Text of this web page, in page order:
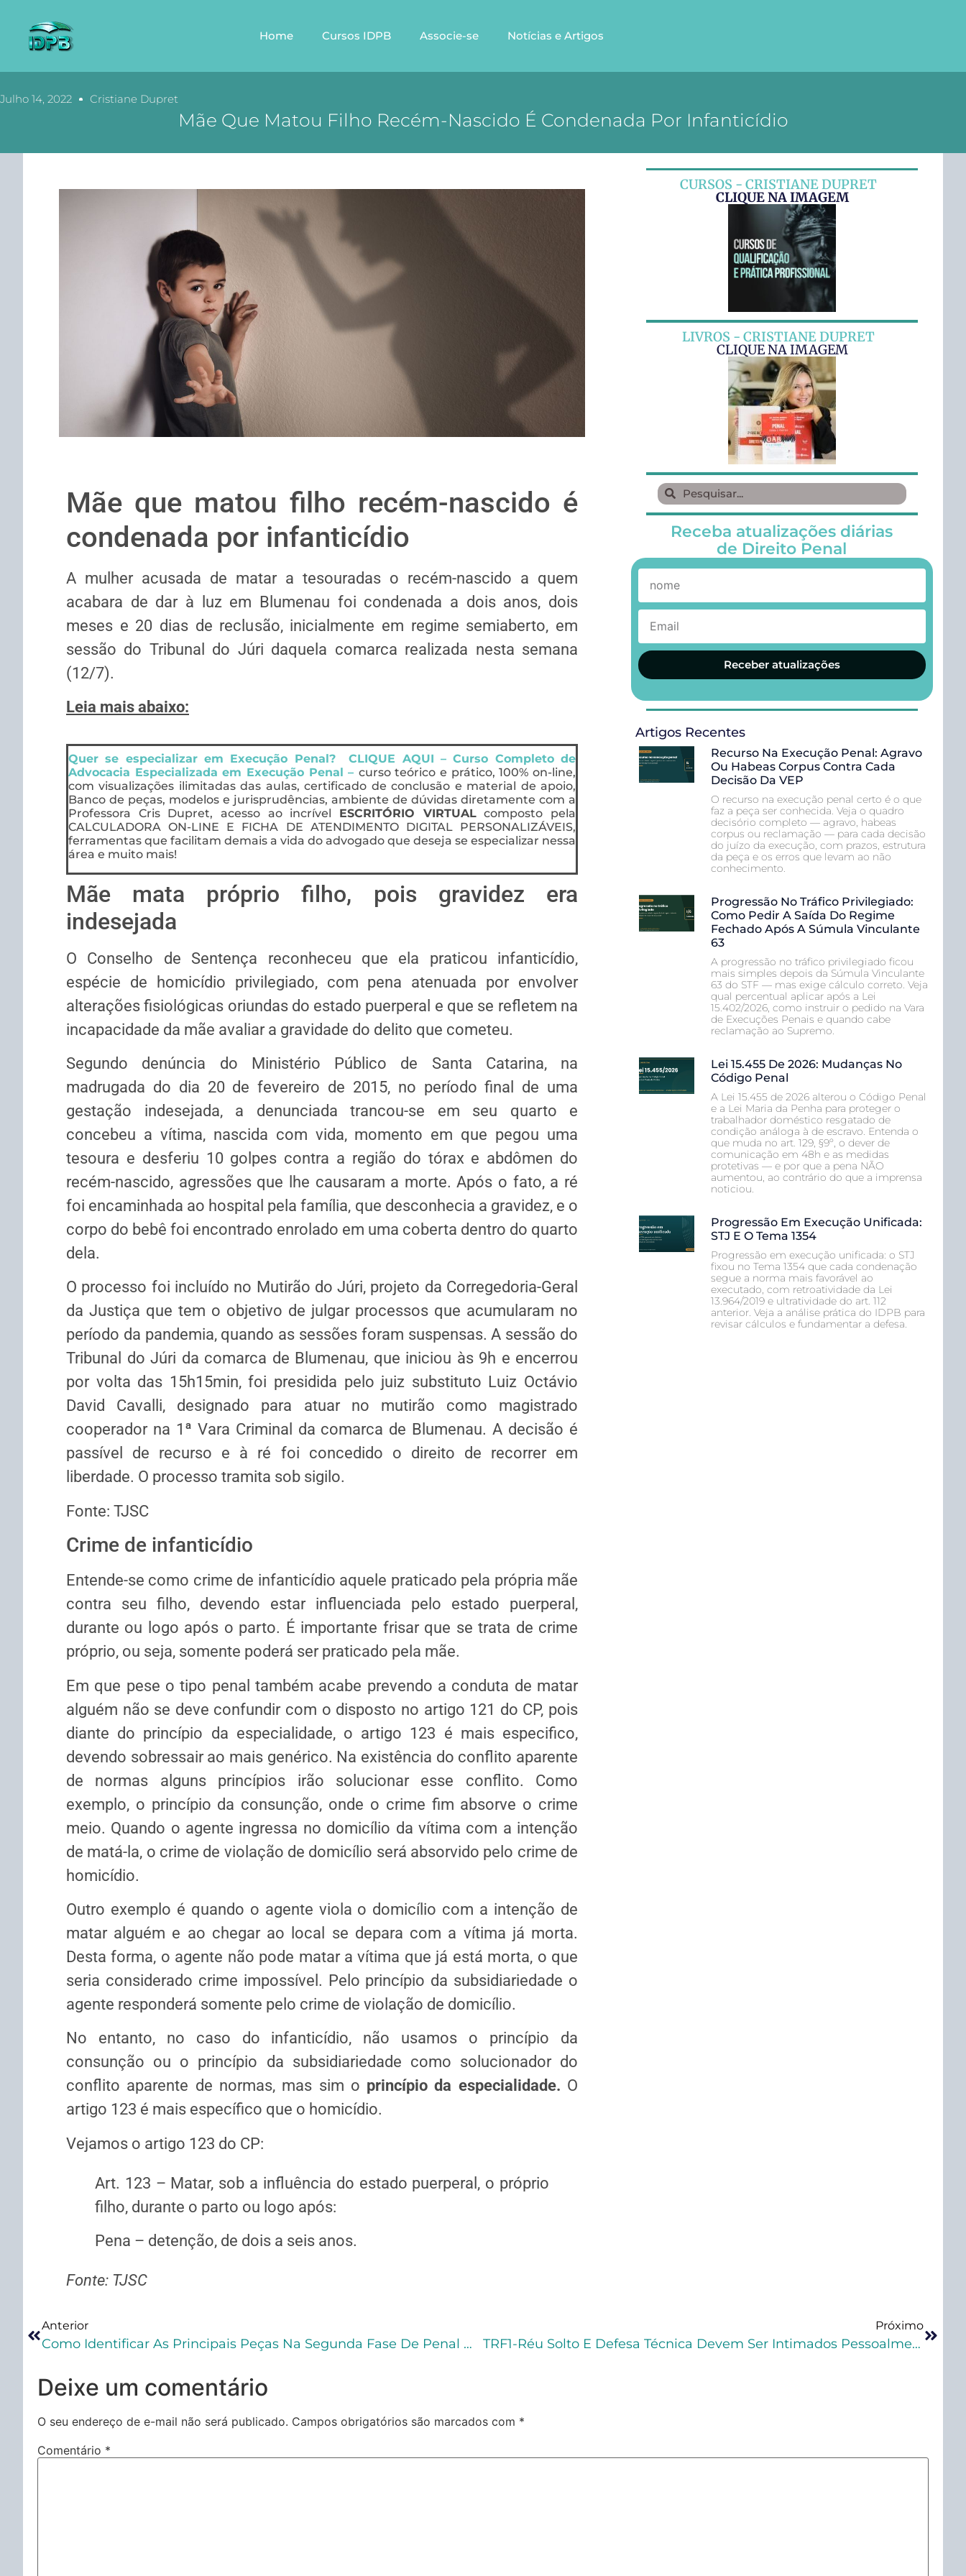
Home Cursos IDPB Associe-se Notícias e Artigos
Julho 14, 2022 Cristiane Dupret
Mãe Que Matou Filho Recém-Nascido É Condenada Por Infanticídio
Mãe que matou filho recém-nascido é
condenada por infanticídio
A mulher acusada de matar a tesouradas o recém-nascido a quem
acabara de dar à luz em Blumenau foi condenada a dois anos, dois
meses e 20 dias de reclusão, inicialmente em regime semiaberto, em
sessão do Tribunal do Júri daquela comarca realizada nesta semana
(12/7).
Leia mais abaixo:
Quer se especializar em Execução Penal? CLIQUE AQUI – Curso Completo de
Advocacia Especializada em Execução Penal – curso teórico e prático, 100% on-line,
com visualizações ilimitadas das aulas, certificado de conclusão e material de apoio,
Banco de peças, modelos e jurisprudências, ambiente de dúvidas diretamente com a
Professora Cris Dupret, acesso ao incrível ESCRITÓRIO VIRTUALcomposto pela
CALCULADORA ON-LINE E FICHA DE ATENDIMENTO DIGITAL PERSONALIZÁVEIS,
ferramentas que facilitam demais a vida do advogado que deseja se especializar nessa
área e muito mais!
Mãe mata próprio filho, pois gravidez era
indesejada
O Conselho de Sentença reconheceu que ela praticou infanticídio,
espécie de homicídio privilegiado, com pena atenuada por envolver
alterações fisiológicas oriundas do estado puerperal e que se refletem na
incapacidade da mãe avaliar a gravidade do delito que cometeu.
Segundo denúncia do Ministério Público de Santa Catarina, na
madrugada do dia 20 de fevereiro de 2015, no período final de uma
gestação indesejada, a denunciada trancou-se em seu quarto e
concebeu a vítima, nascida com vida, momento em que pegou uma
tesoura e desferiu 10 golpes contra a região do tórax e abdômen do
recém-nascido, agressões que lhe causaram a morte. Após o fato, a ré
foi encaminhada ao hospital pela família, que desconhecia a gravidez, e o
corpo do bebê foi encontrado enrolado em uma coberta dentro do quarto
dela.
O processo foi incluído no Mutirão do Júri, projeto da Corregedoria-Geral
da Justiça que tem o objetivo de julgar processos que acumularam no
período da pandemia, quando as sessões foram suspensas. A sessão do
Tribunal do Júri da comarca de Blumenau, que iniciou às 9h e encerrou
por volta das 15h15min, foi presidida pelo juiz substituto Luiz Octávio
David Cavalli, designado para atuar no mutirão como magistrado
cooperador na 1ª Vara Criminal da comarca de Blumenau. A decisão é
passível de recurso e à ré foi concedido o direito de recorrer em
liberdade. O processo tramita sob sigilo.
Fonte: TJSC
Crime de infanticídio
Entende-se como crime de infanticídio aquele praticado pela própria mãe
contra seu filho, devendo estar influenciada pelo estado puerperal,
durante ou logo após o parto. É importante frisar que se trata de crime
próprio, ou seja, somente poderá ser praticado pela mãe.
Em que pese o tipo penal também acabe prevendo a conduta de matar
alguém não se deve confundir com o disposto no artigo 121 do CP, pois
diante do princípio da especialidade, o artigo 123 é mais especifico,
devendo sobressair ao mais genérico. Na existência do conflito aparente
de normas alguns princípios irão solucionar esse conflito. Como
exemplo, o princípio da consunção, onde o crime fim absorve o crime
meio. Quando o agente ingressa no domicílio da vítima com a intenção
de matá-la, o crime de violação de domicílio será absorvido pelo crime de
homicídio.
Outro exemplo é quando o agente viola o domicílio com a intenção de
matar alguém e ao chegar ao local se depara com a vítima já morta.
Desta forma, o agente não pode matar a vítima que já está morta, o que
seria considerado crime impossível. Pelo princípio da subsidiariedade o
agente responderá somente pelo crime de violação de domicílio.
No entanto, no caso do infanticídio, não usamos o princípio da
consunção ou o princípio da subsidiariedade como solucionador do
conflito aparente de normas, mas sim o princípio da especialidade. O
artigo 123 é mais específico que o homicídio.
Vejamos o artigo 123 do CP:
Art. 123 – Matar, sob a influência do estado puerperal, o próprio
filho, durante o parto ou logo após:
Pena – detenção, de dois a seis anos.
Fonte: TJSC
CURSOS - CRISTIANE DUPRET
CLIQUE NA IMAGEM
LIVROS - CRISTIANE DUPRET
CLIQUE NA IMAGEM
Receba atualizações diárias
de Direito Penal
Receber atualizações
Artigos Recentes
Recurso Na Execução Penal: Agravo
Ou Habeas Corpus Contra Cada
Decisão Da VEP
O recurso na execução penal certo é o que
faz a peça ser conhecida. Veja o quadro
decisório completo — agravo, habeas
corpus ou reclamação — para cada decisão
do juízo da execução, com prazos, estrutura
da peça e os erros que levam ao não
conhecimento.
Progressão No Tráfico Privilegiado:
Como Pedir A Saída Do Regime
Fechado Após A Súmula Vinculante
63
A progressão no tráfico privilegiado ficou
mais simples depois da Súmula Vinculante
63 do STF — mas exige cálculo correto. Veja
qual percentual aplicar após a Lei
15.402/2026, como instruir o pedido na Vara
de Execuções Penais e quando cabe
reclamação ao Supremo.
Lei 15.455 De 2026: Mudanças No
Código Penal
A Lei 15.455 de 2026 alterou o Código Penal
e a Lei Maria da Penha para proteger o
trabalhador doméstico resgatado de
condição análoga à de escravo. Entenda o
que muda no art. 129, §9º, o dever de
comunicação em 48h e as medidas
protetivas — e por que a pena NÃO
aumentou, ao contrário do que a imprensa
noticiou.
Progressão Em Execução Unificada:
STJ E O Tema 1354
Progressão em execução unificada: o STJ
fixou no Tema 1354 que cada condenação
segue a norma mais favorável ao
executado, com retroatividade da Lei
13.964/2019 e ultratividade do art. 112
anterior. Veja a análise prática do IDPB para
revisar cálculos e fundamentar a defesa.
Anterior
Como Identificar As Principais Peças Na Segunda Fase De Penal Da OAB?
Próximo
TRF1-Réu Solto E Defesa Técnica Devem Ser Intimados Pessoalmente Da Sentença Condenatória
Deixe um comentário
O seu endereço de e-mail não será publicado. Campos obrigatórios são marcados com *
Comentário *